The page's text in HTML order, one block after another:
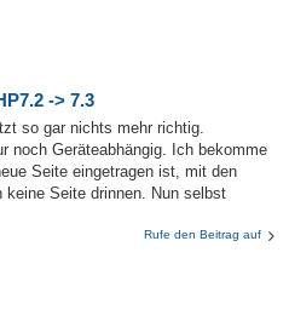
-> 7.3
so gar nichts mehr richtig.
noch Geräteabhängig. Ich bekomme
Seite eingetragen ist, mit den
Seite drinnen. Nun selbst
Rufe den Beitrag auf